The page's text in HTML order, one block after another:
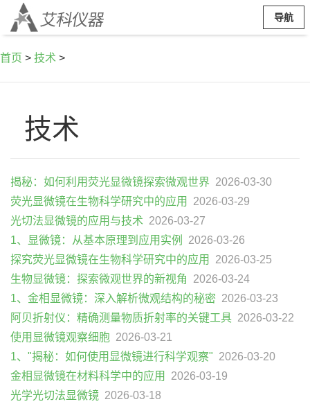
导航
首页 > 技术 >
技术
揭秘：如何利用荧光显微镜探索微观世界 2026-03-30
荧光显微镜在生物科学研究中的应用
2026-03-29
光切法显微镜的应用与技术 2026-03-27
1、显微镜：从基本原理到应用实例
2026-03-26
探究荧光显微镜在生物科学研究中的应用
2026-03-25
生物显微镜：探索微观世界的新视角
2026-03-24
1、金相显微镜：深入解析微观结构的秘密 2026-03-23
阿贝折射仪：精确测量物质折射率的关键工具 2026-03-22
使用显微镜观察细胞 2026-03-21
1、"揭秘：如何使用显微镜进行科学观察" 2026-03-20
金相显微镜在材料科学中的应用
2026-03-19
光学光切法显微镜 2026-03-18